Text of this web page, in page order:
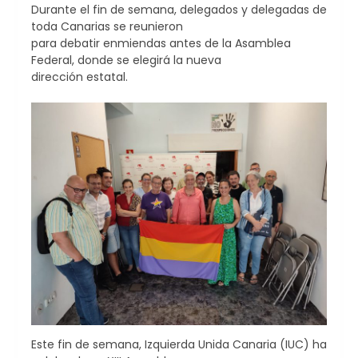
Durante el fin de semana, delegados y delegadas de
toda Canarias se reunieron
para debatir enmiendas antes de la Asamblea
Federal, donde se elegirá la nueva
dirección estatal.
Este fin de semana, Izquierda Unida Canaria (IUC) ha